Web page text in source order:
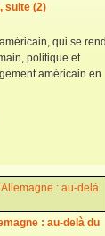
suite (2)
qui se rend
politique et
américain en
: au-delà du